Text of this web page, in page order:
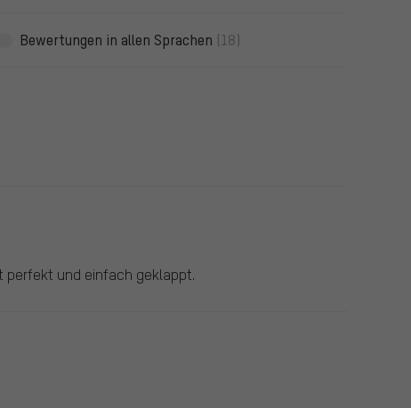
Bewertungen in allen Sprachen (18)
perfekt und einfach geklappt.